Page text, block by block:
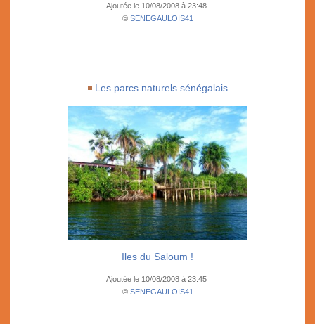
Ajoutée le 10/08/2008 à 23:48
© SENEGAULOIS41
Les parcs naturels sénégalais
Iles du Saloum !
Ajoutée le 10/08/2008 à 23:45
© SENEGAULOIS41